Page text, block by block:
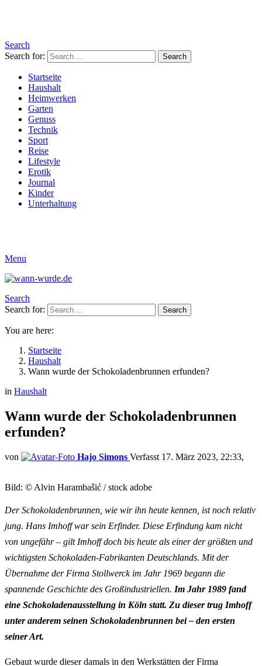
Search
Search for:
Search
Startseite
Haushalt
Heimwerken
Garten
Genuss
Technik
Sport
Reise
Lifestyle
Erotik
Journal
Kinder
Unterhaltung
Menu
Search
Search for:
Search
You are here:
Startseite
Haushalt
Wann wurde der Schokoladenbrunnen erfunden?
in Haushalt
Wann wurde der Schokoladenbrunnen
erfunden?
von Hajo Simons 17. März 2023, 22:33
Bild: © Alvin Harambašić / stock adobe
Der Schokoladenbrunnen, wie wir ihn heute kennen, ist noch relativ
jung. Hans Imhoff war sein Erfinder. Diese Erfindung kam nicht
von ungefähr – gilt Imhoff doch bis heute als einer der größten und
wichtigsten Schokoladen-Fabrikanten Deutschlands. Mit der
Übernahme der Firma Stollwerck im Jahr 1969 begann die
spannende Geschichte des Großindustriellen. Im Jahr 1989 fand
eine Schokoladenausstellung in Köln statt. Zu dieser trug Imhoff
unter anderem seinen Schokoladenbrunnen bei – den ersten
seiner Art.
Gebaut wurde dieser damals in den Werkstätten der Firma